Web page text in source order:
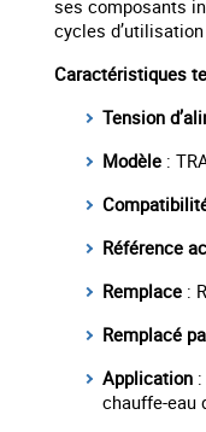
ses composants
cycles
Caractéristiques
Tension
Modèle :
Référence
Remplace :
Remplacé
Application
chauffe-eau